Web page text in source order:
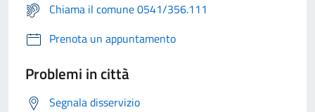
Chiama il comune 0541/356.111
Prenota un appuntamento
Problemi in città
Segnala disservizio